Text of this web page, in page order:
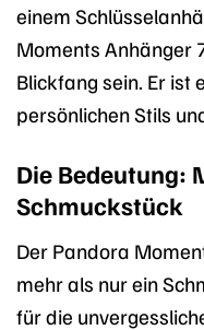
einem
Moments Anhänger
Blickfang sein. Er ist
persönlichen Stils
Die Bedeutung:
Schmuckstück
Der Pandora
mehr als nur ein
für die